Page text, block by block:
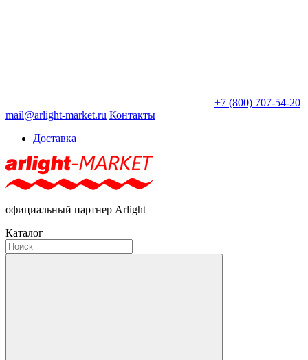
+7 (800) 707-54-20
mail@arlight-market.ru Контакты
Доставка
официальный партнер Arlight
Каталог